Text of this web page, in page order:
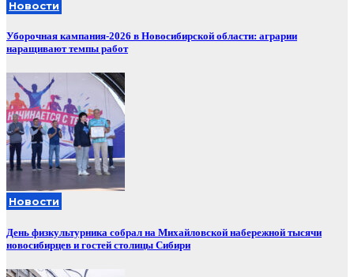
Новости
Уборочная кампания‑2026 в Новосибирской области: аграрии
наращивают темпы работ
Новости
День физкультурника собрал на Михайловской набережной тысячи
новосибирцев и гостей столицы Сибири